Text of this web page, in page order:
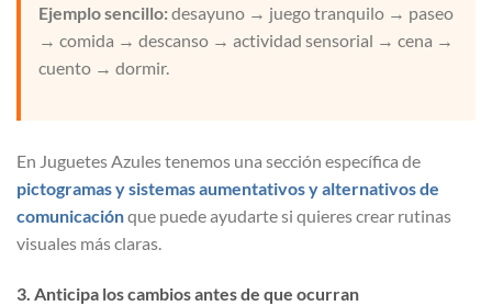
Ejemplo sencillo:desayuno → juego tranquilo → paseo
→ comida → descanso → actividad sensorial → cena →
cuento → dormir.
En Juguetes Azules tenemos una sección específica de
pictogramas y sistemas aumentativos y alternativos de
comunicaciónque puede ayudarte si quieres crear rutinas
visuales más claras.
3. Anticipa los cambios antes de que ocurran